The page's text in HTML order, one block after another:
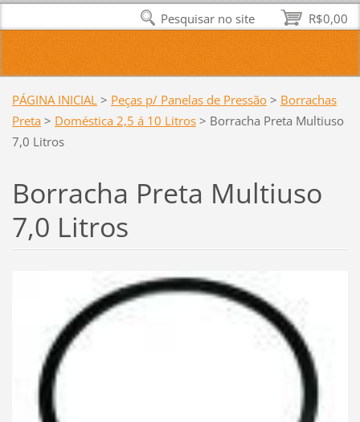
PÁGINA INICIAL > Peças p/ Panelas de Pressão > Borrachas
Preta > Doméstica 2,5 á 10 Litros > Borracha Preta Multiuso
7,0 Litros
Borracha Preta Multiuso
7,0 Litros
R$0,00
Pesquisar no site